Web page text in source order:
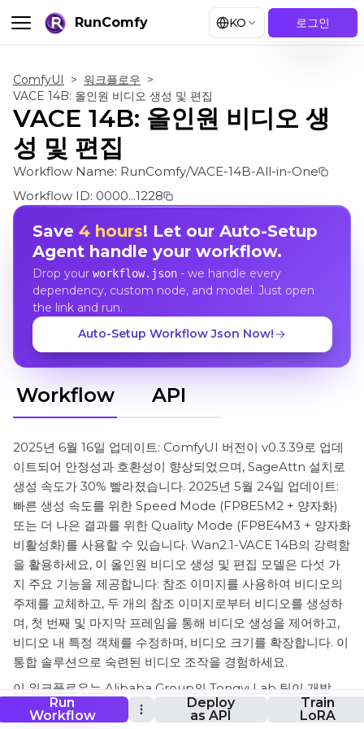
RunComfy KO 로그인
Run
Workflow
Deploy
as API
Train
LoRA
ComfyUI > 워크플로우 >
VACE 14B: 올인원 비디오 생성 및 편집
VACE 14B: 올인원 비디오 생
성 및 편집
Workflow Name: RunComfy/VACE-14B-All-in-One
Workflow ID: 0000...1228
Save 4 hours! Let our Auto-Setup
Agent handle your workflow.
Drop your workflow.json- we handle every
dependency, custom node, and model. Just open
the link and run.
Auto-Setup Workflow Json Now!
Workflow API
2025년 6월 16일 업데이트: ComfyUI 버전이 v0.3.39로 업데
이트되어 안정성과 호환성이 향상되었으며, SageAttn 설치로
생성 속도가 30% 빨라졌습니다. 2025년 5월 24일 업데이트:
빠른 생성 속도를 위한 Speed Mode (FP8E5M2 + 양자화)
또는 더 나은 결과를 위한 Quality Mode (FP8E4M3 + 양자화
비활성화)를 사용할 수 있습니다. Wan2.1-VACE 14B의 강력함
을 활용하세요, 이 올인원 비디오 생성 및 편집 모델은 다섯 가
지 주요 기능을 제공합니다: 참조 이미지를 사용하여 비디오의
주제를 교체하고, 두 개의 참조 이미지로부터 비디오를 생성하
며, 첫 번째 및 마지막 프레임을 통해 비디오 생성을 제어하고,
비디오 내 특정 객체를 수정하며, 비디오 크기를 확장합니다. 이
통합 솔루션으로 숙련된 비디오 조작을 경험하세요.
이 워크플로우는 Alibaba Group의 Tongyi Lab 팀이 개발
json